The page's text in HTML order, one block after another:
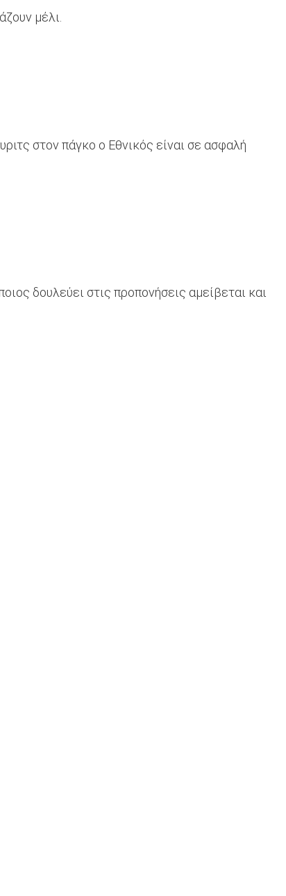
μέλι.
στον πάγκο ο Εθνικός είναι σε ασφαλή
δουλεύει στις προπονήσεις αμείβεται και